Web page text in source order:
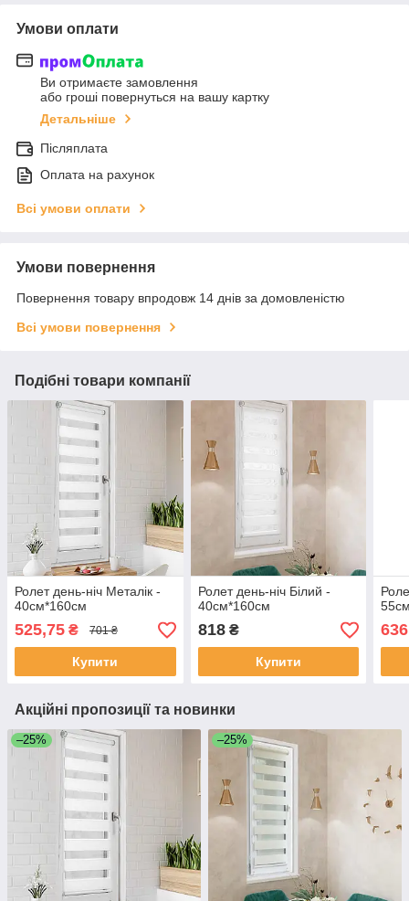
Умови оплати
Ви отримаєте замовлення
або гроші повернуться на вашу картку
Детальніше
Післяплата
Оплата на рахунок
Всі умови оплати
Умови повернення
Повернення товару впродовж 14 днів за домовленістю
Всі умови повернення
Подібні товари компанії
Ролет день-ніч Металік -
40см*160см
525,75 ₴ 701 ₴
Купити
Ролет день-ніч Білий -
40см*160см
818₴
Купити
636
Акційні пропозиції та новинки
–25% –25%